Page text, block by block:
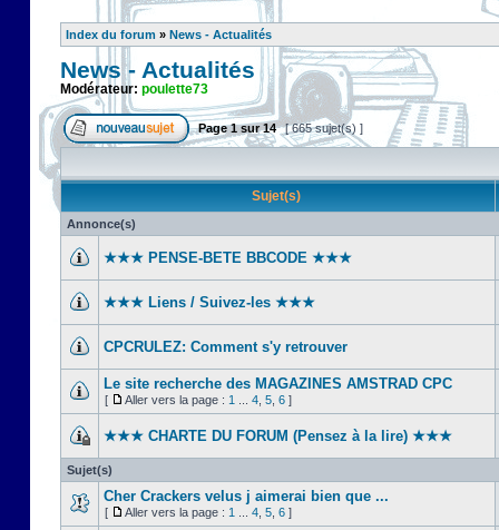
Index du forum » News - Actualités
News - Actualités
Modérateur: poulette73
Page1sur14 [ 665 sujet(s) ]
Sujet(s)
Annonce(s)
★★★ PENSE-BETE BBCODE ★★★
★★★ Liens / Suivez-les ★★★
CPCRULEZ: Comment s'y retrouver‎
Le site recherche des MAGAZINES AMSTRAD CPC
[ Aller vers la page : 1 4 5 6 ]
★★★ CHARTE DU FORUM (Pensez à la lire) ★★★
Sujet(s)
Cher Crackers velus j aimerai bien que ...
[ Aller vers la page : 1 4 5 6 ]